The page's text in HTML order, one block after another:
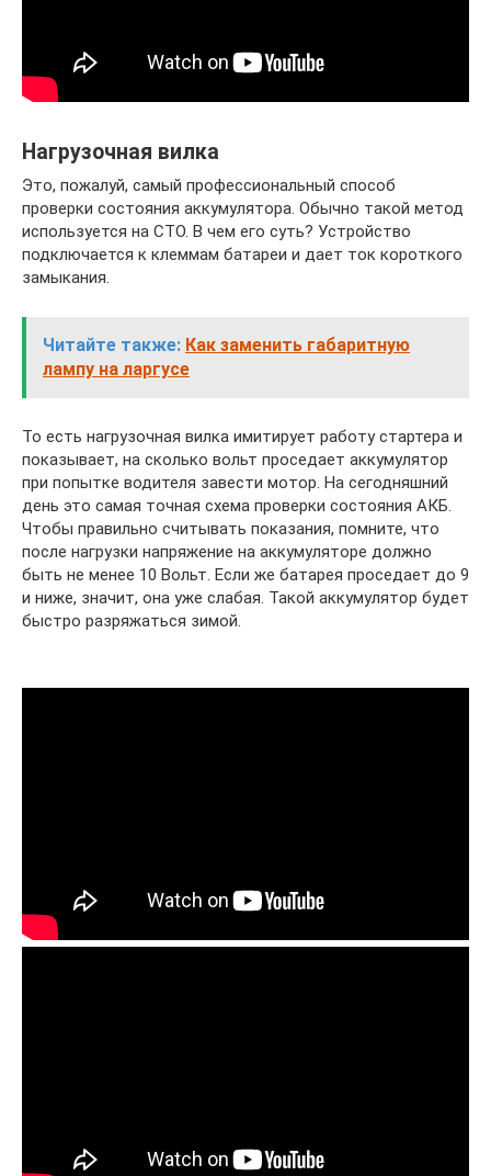
Нагрузочная вилка
Это, пожалуй, самый профессиональный способ
проверки состояния аккумулятора. Обычно такой метод
используется на СТО. В чем его суть? Устройство
подключается к клеммам батареи и дает ток короткого
замыкания.
Читайте также: Как заменить габаритную
лампу на ларгусе
То есть нагрузочная вилка имитирует работу стартера и
показывает, на сколько вольт проседает аккумулятор
при попытке водителя завести мотор. На сегодняшний
день это самая точная схема проверки состояния АКБ.
Чтобы правильно считывать показания, помните, что
после нагрузки напряжение на аккумуляторе должно
быть не менее 10 Вольт. Если же батарея проседает до 9
и ниже, значит, она уже слабая. Такой аккумулятор будет
быстро разряжаться зимой.